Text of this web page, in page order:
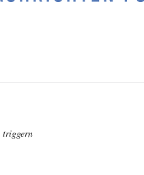
triggern